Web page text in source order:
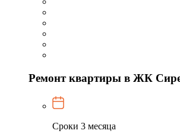
Ремонт квартиры в ЖК
Сроки 3 месяца